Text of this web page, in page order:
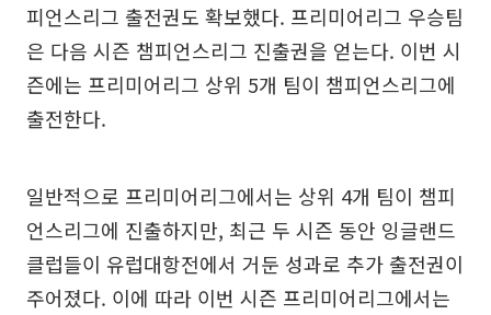
피언스리그 출전권도 확보했다. 프리미어리그 우승팀
은 다음 시즌 챔피언스리그 진출권을 얻는다. 이번 시
즌에는 프리미어리그 상위 5개 팀이 챔피언스리그에
출전한다.
일반적으로 프리미어리그에서는 상위 4개 팀이 챔피
언스리그에 진출하지만, 최근 두 시즌 동안 잉글랜드
클럽들이 유럽대항전에서 거둔 성과로 추가 출전권이
주어졌다. 이에 따라 이번 시즌 프리미어리그에서는